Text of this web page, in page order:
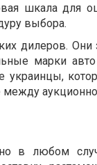
шкала для
выбора.
дилеров.
марки
украинцы,
между
в любом